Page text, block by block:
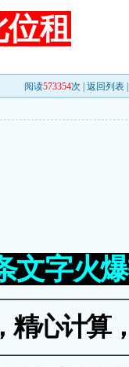
租
阅读573354次 | 返回列表
文字火爆
精心计算